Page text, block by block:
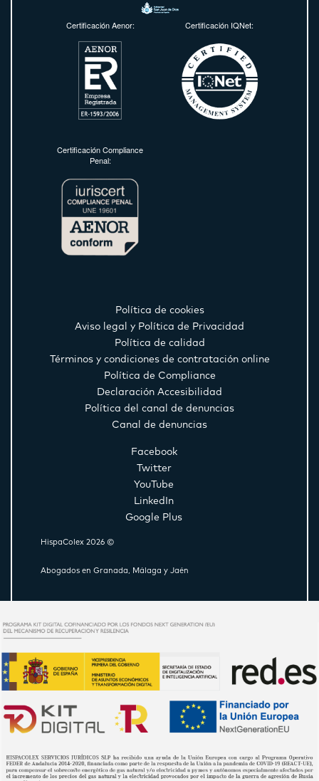
Certificación Aenor: Certificación IQNet:
Certificación Compliance
Penal:
Política de cookies
Aviso legal y Política de Privacidad
Política de calidad
Términos y condiciones de contratación online
Política de Compliance
Declaración Accesibilidad
Política del canal de denuncias
Canal de denuncias
Facebook
Twitter
YouTube
LinkedIn
Google Plus
HispaColex 2026 ©
Abogados en Granada, Málaga y Jaén